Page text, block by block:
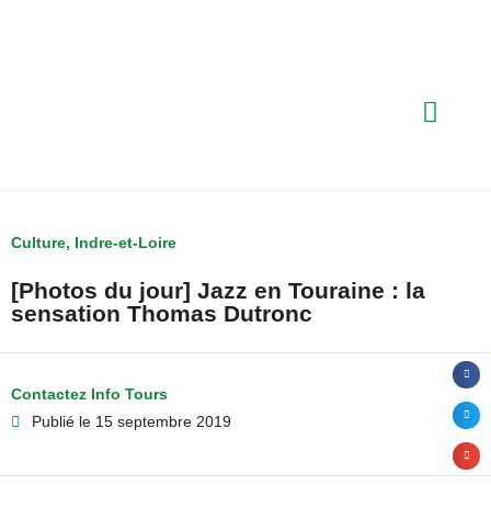
Culture, Indre-et-Loire
[Photos du jour] Jazz en Touraine : la
sensation Thomas Dutronc
Contactez Info Tours
Publié le 15 septembre 2019